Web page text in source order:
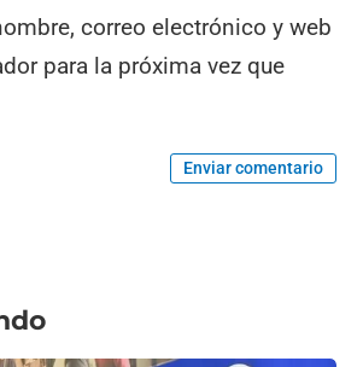
correo electrónico y web
para la próxima vez que
Enviar comentario